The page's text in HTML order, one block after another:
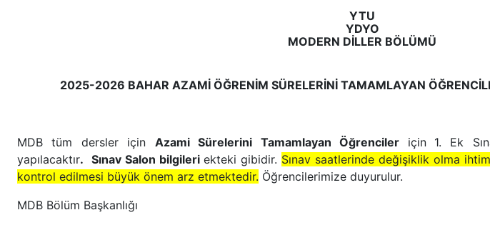
YTU
YDYO
MODERN DİLLER BÖLÜMÜ
2025-2026 BAHAR AZAMİ ÖĞRENİM SÜRELERİNİ TAMAMLAYAN
MDB tüm dersler için Azami Sürelerini Tamamlayan Öğrenciler için 1. Ek
yapılacaktır. Sınav Salon bilgileri ekteki gibidir. Sınav saatlerinde değişiklik olma
kontrol edilmesi büyük önem arz etmektedir. Öğrencilerimize duyurulur.
MDB Bölüm Başkanlığı